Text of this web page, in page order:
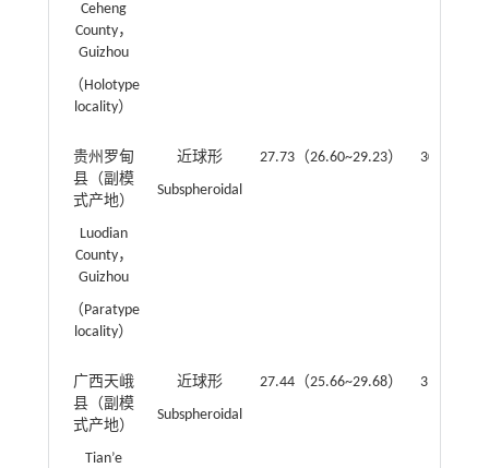
Ceheng
County，
Guizhou
（Holotype
locality）
贵州罗甸
县（副模
式产地）
Luodian
County，
Guizhou
（Paratype
locality）
近球形
Subspheroidal
27.73（26.60~29.23） 30.23（
广西天峨
县（副模
式产地）
Tian’e
近球形
Subspheroidal
27.44（25.66~29.68） 31.01（